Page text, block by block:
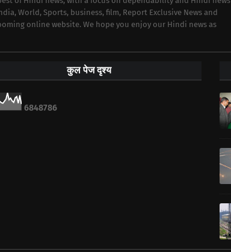
World, Sports, business, film, Report Exclusive News and
online website. We hope you enjoy our Hindi news as
कुल पेज दृश्य
6848786